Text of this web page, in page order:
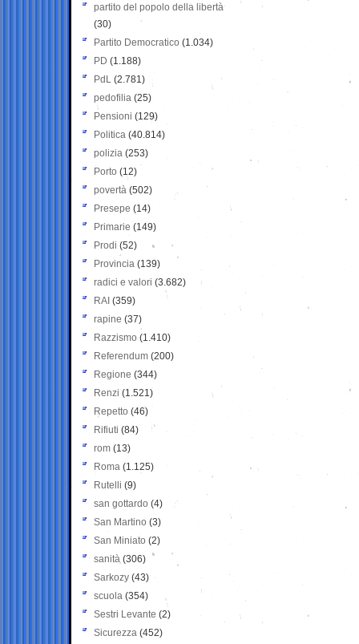
partito del popolo della libertà
(30)
Partito Democratico (1.034)
PD (1.188)
PdL (2.781)
pedofilia (25)
Pensioni (129)
Politica (40.814)
polizia (253)
Porto (12)
povertà (502)
Presepe (14)
Primarie (149)
Prodi (52)
Provincia (139)
radici e valori (3.682)
RAI (359)
rapine (37)
Razzismo (1.410)
Referendum (200)
Regione (344)
Renzi (1.521)
Repetto (46)
Rifiuti (84)
rom (13)
Roma (1.125)
Rutelli (9)
san gottardo (4)
San Martino (3)
San Miniato (2)
sanità (306)
Sarkozy (43)
scuola (354)
Sestri Levante (2)
Sicurezza (452)